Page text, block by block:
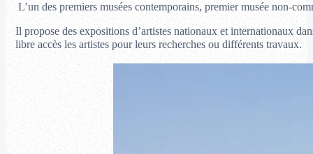
L’un des premiers musées contemporains, premier musée non-
Il propose des expositions d’artistes nationaux et internationaux
libre accès les artistes pour leurs recherches ou différents travaux.